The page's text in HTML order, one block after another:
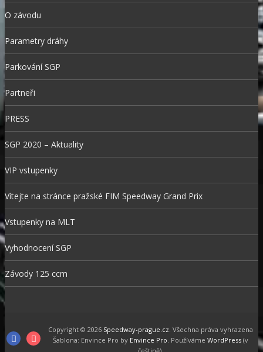
O závodu
Parametry dráhy
Parkování SGP
Partneři
PRESS
SGP 2020 – Aktuality
VIP vstupenky
Vítejte na stránce pražské FIM Speedway Grand Prix
Vstupenky na MLT
Vyhodnocení SGP
Závody 125 ccm
F
I
Copyright © 2026 Speedway-prague.cz. Všechna práva vyhrazena
Šablona: Envince Pro by Envince Pro. Používáme WordPress(v